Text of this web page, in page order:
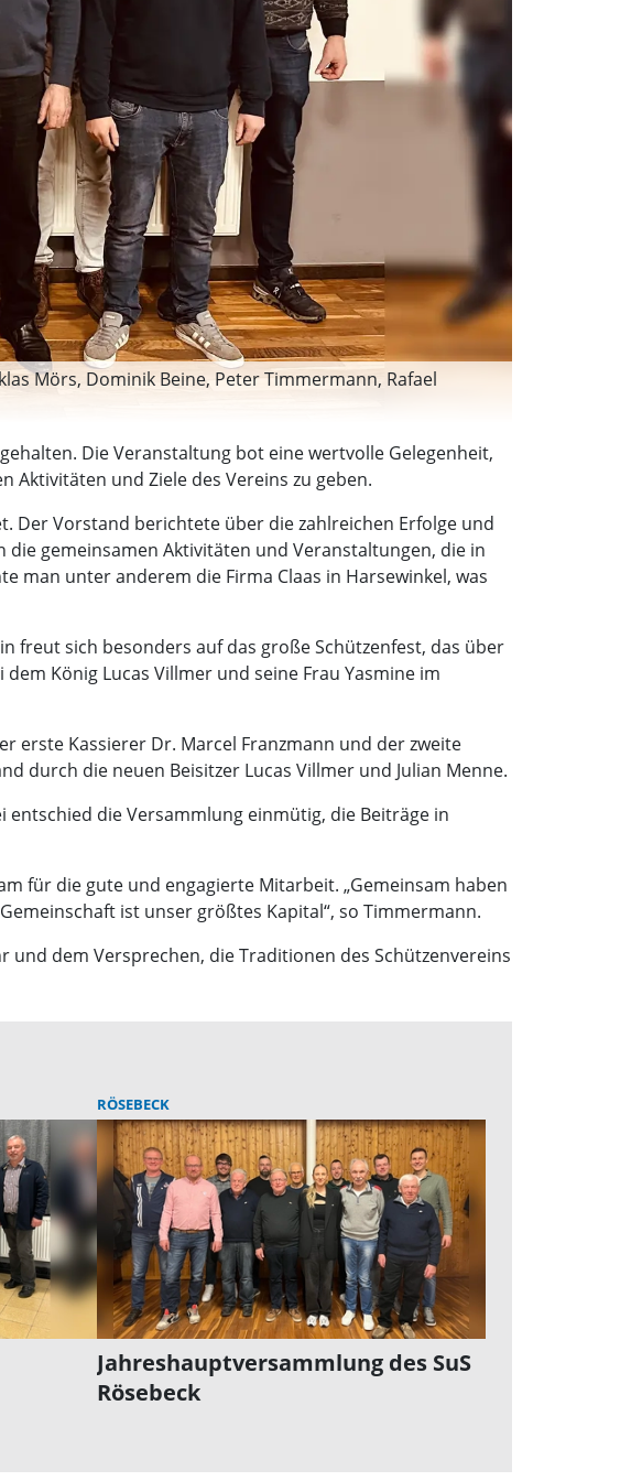
Mörs, Dominik Beine, Peter Timmermann, Rafael
Die Veranstaltung bot eine wertvolle Gelegenheit,
Aktivitäten und Ziele des Vereins zu geben.
Der Vorstand berichtete über die zahlreichen Erfolge und
gemeinsamen Aktivitäten und Veranstaltungen, die in
man unter anderem die Firma Claas in Harsewinkel, was
freut sich besonders auf das große Schützenfest, das über
König Lucas Villmer und seine Frau Yasmine im
erste Kassierer Dr. Marcel Franzmann und der zweite
durch die neuen Beisitzer Lucas Villmer und Julian Menne.
die Versammlung einmütig, die Beiträge in
für die gute und engagierte Mitarbeit. „Gemeinsam haben
ist unser größtes Kapital“, so Timmermann.
dem Versprechen, die Traditionen des Schützenvereins
RÖSEBECK
Jahreshauptversammlung des SuS
Rösebeck